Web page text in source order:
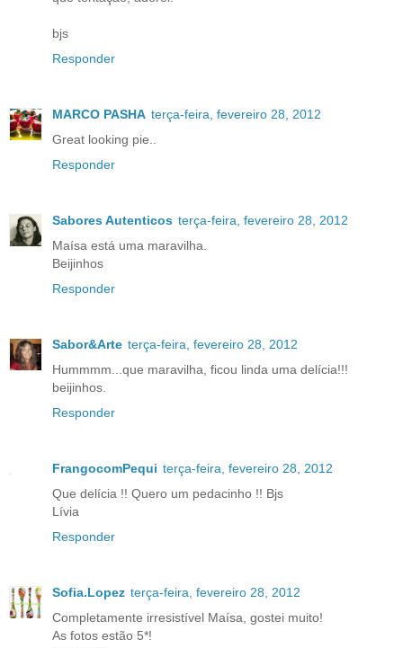
bjs
Responder
MARCO PASHA terça-feira, fevereiro 28, 2012
Great looking pie..
Responder
Sabores Autenticos terça-feira, fevereiro 28, 2012
Maísa está uma maravilha.
Beijinhos
Responder
Sabor&Arte terça-feira, fevereiro 28, 2012
Hummmm...que maravilha, ficou linda uma delícia!!!
beijinhos.
Responder
FrangocomPequi terça-feira, fevereiro 28, 2012
Que delícia !! Quero um pedacinho !! Bjs
Lívia
Responder
Sofia.Lopez terça-feira, fevereiro 28, 2012
Completamente irresistível Maísa, gostei muito!
As fotos estão 5*!